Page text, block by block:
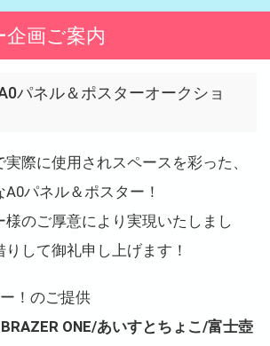
画ご案内
パネル＆ポスターオークショ
際に使用されスペースを彩った、
パネル＆ポスター！
のご厚意により実現いたしまし
して御礼申し上げます！
！のご提供
ONE/あいすとちょこ/富士壺